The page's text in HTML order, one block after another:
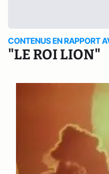
CONTENUS EN RAPPORT
"LE ROI LION"